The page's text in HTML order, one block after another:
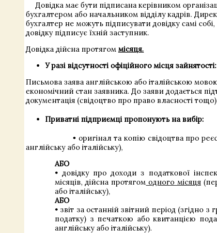
Довідка має бути підписана керівником
бухгалтером або начальником відділу кадрів.
бухгалтер не можуть підписувати довідку самі собі,
довідку підписує їхній заступник.
Довідка дійсна протягом місяця.
У разі відсутності офіційного місця зайнятості:
Письмова заява англійською або італійською
економічний стан заявника. До заяви додається
документація (свідоцтво про право власності
Приватні підприємці пропонують на вибір:
• оригінал та копію свідоцтва про
англійську або італійську),
АБО
• довідку про доходи з податкової
місяців, дійсна протягом одного місяця
або італійську),
АБО
• звіт за останній звітний період (згідно
податку) з печаткою або квитанцією
англійську або італійську).